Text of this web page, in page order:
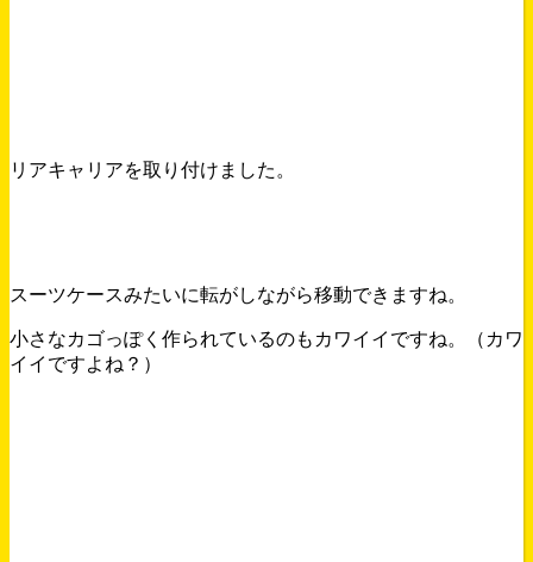
リアキャリアを取り付けました。
スーツケースみたいに転がしながら移動できますね。
小さなカゴっぽく作られているのもカワイイですね。（カワ
イイですよね？）